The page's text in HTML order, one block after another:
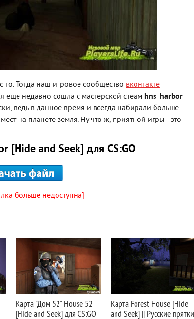
Тогда наш игровое сообщество вконтакте
еще недавно сошла с мастерской стеам hns_harbor
ведь в данное время и всегда набирали больше
на планете земля. Ну что ж, приятной игры - это
[Hide and Seek] для CS:GO
больше недоступна]
Карта "Дом 52" House 52
[Hide and Seek] для CS:GO
Карта Forest House [Hide
and Seek] || Русские прятки